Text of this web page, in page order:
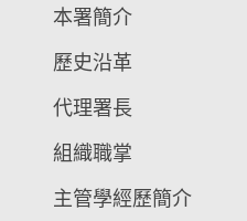
本署簡介
歷史沿革
代理署長
組織職掌
主管學經歷簡介